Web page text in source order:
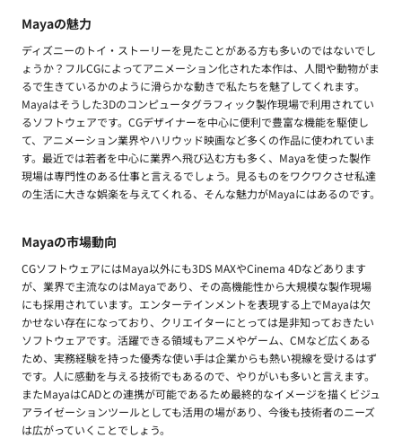
Mayaの魅力
ディズニーのトイ・ストーリーを見たことがある方も多いのではないでし
ょうか？フルCGによってアニメーション化された本作は、人間や動物がま
るで生きているかのように滑らかな動きで私たちを魅了してくれます。
Mayaはそうした3Dのコンピュータグラフィック製作現場で利用されてい
るソフトウェアです。CGデザイナーを中心に便利で豊富な機能を駆使し
て、アニメーション業界やハリウッド映画など多くの作品に使われていま
す。最近では若者を中心に業界へ飛び込む方も多く、Mayaを使った製作
現場は専門性のある仕事と言えるでしょう。見るものをワクワクさせ私達
の生活に大きな娯楽を与えてくれる、そんな魅力がMayaにはあるのです。
Mayaの市場動向
CGソフトウェアにはMaya以外にも3DS MAXやCinema 4Dなどあります
が、業界で主流なのはMayaであり、その高機能性から大規模な製作現場
にも採用されています。エンターテインメントを表現する上でMayaは欠
かせない存在になっており、クリエイターにとっては是非知っておきたい
ソフトウェアです。活躍できる領域もアニメやゲーム、CMなど広くある
ため、実務経験を持った優秀な使い手は企業からも熱い視線を受けるはず
です。人に感動を与える技術でもあるので、やりがいも多いと言えます。
またMayaはCADとの連携が可能であるため最終的なイメージを描くビジュ
アライゼーションツールとしても活用の場があり、今後も技術者のニーズ
は広がっていくことでしょう。